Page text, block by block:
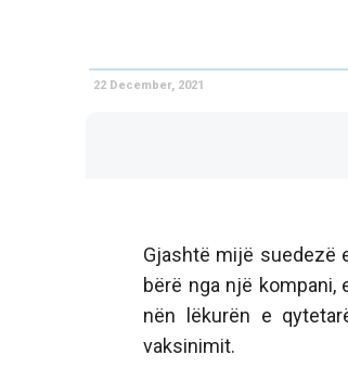
22 December, 2021
Gjashtë mijë suedezë
bërë nga një
nën lëkurën e
vaksinimit.